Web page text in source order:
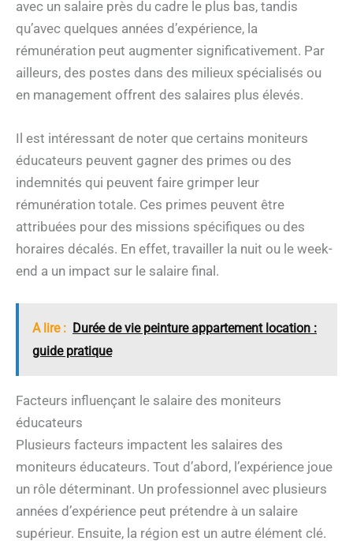
avec un salaire près du cadre le plus bas, tandis
qu’avec quelques années d’expérience, la
rémunération peut augmenter significativement. Par
ailleurs, des postes dans des milieux spécialisés ou
en management offrent des salaires plus élevés.
Il est intéressant de noter que certains moniteurs
éducateurs peuvent gagner des primes ou des
indemnités qui peuvent faire grimper leur
rémunération totale. Ces primes peuvent être
attribuées pour des missions spécifiques ou des
horaires décalés. En effet, travailler la nuit ou le week-
end a un impact sur le salaire final.
A lire : Durée de vie peinture appartement location :
guide pratique
Facteurs influençant le salaire des moniteurs
éducateurs
Plusieurs facteurs impactent les salaires des
moniteurs éducateurs. Tout d’abord, l’expérience joue
un rôle déterminant. Un professionnel avec plusieurs
années d’expérience peut prétendre à un salaire
supérieur. Ensuite, la région est un autre élément clé.